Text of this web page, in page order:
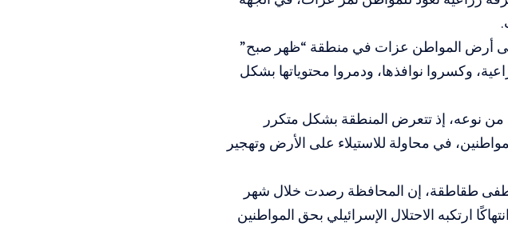
إلى أرض المواطن عزات في منطقة “ظهر صبح”
وكسروا نوافذها، ودمروا محتوياتها بشكل
من نوعه، إذ تتعرض المنطقة بشكل متكرر
في محاولة للاستيلاء على الأرض وتهجير
طقاطقة، إن المحافظة رصدت خلال شهر
حزيران الماضي من العام 2025، ما مجموعه 296 انتهاكًا ارتكبه الاحتلال الإسرائيلي بحق المواطنين